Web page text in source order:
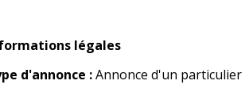
légales
légales
d'annonce :Annonce d'un particulier